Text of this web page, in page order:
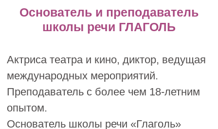
ПРИСОЕДИНЯЙТЕСЬ К
БЕСПЛАТНОМУ
ВЕБИНАРУ
«Голос, который меняет всё»
📍26 мая в 11:00 МСК